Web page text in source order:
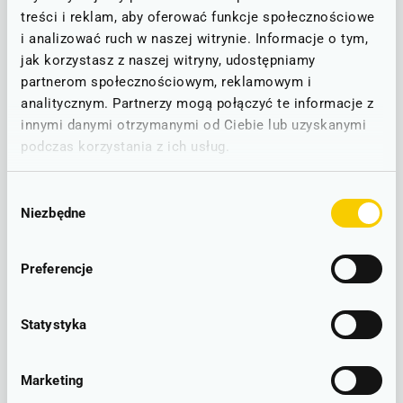
treści i reklam, aby oferować funkcje społecznościowe
i analizować ruch w naszej witrynie. Informacje o tym,
jak korzystasz z naszej witryny, udostępniamy
partnerom społecznościowym, reklamowym i
analitycznym. Partnerzy mogą połączyć te informacje z
innymi danymi otrzymanymi od Ciebie lub uzyskanymi
podczas korzystania z ich usług.
zgody
Niezbędne
Preferencje
Statystyka
Marketing
migrujących, m.in.: bielików, gęsi, czapli białych i kaczek. Staw
wyróżnia się dużą powierzchnią, a co za tym idzie to właśnie na
jego obszarze stwierdzono największą różnorodność gatunkową
ptactwa spośród wszystkich zbiorników wodnych w obrębie
Stawów Milickich
Przy Stawie Starym rozpoczyna się liczącą 8,5 km przyrodnicza
Olszyny Niezgodzkie, gdzie okrąża Stawy Niezgoda I i Niezgoda II.
Podążając tą trasą, w drodze do kolejnego punktu naszej wyprawy,